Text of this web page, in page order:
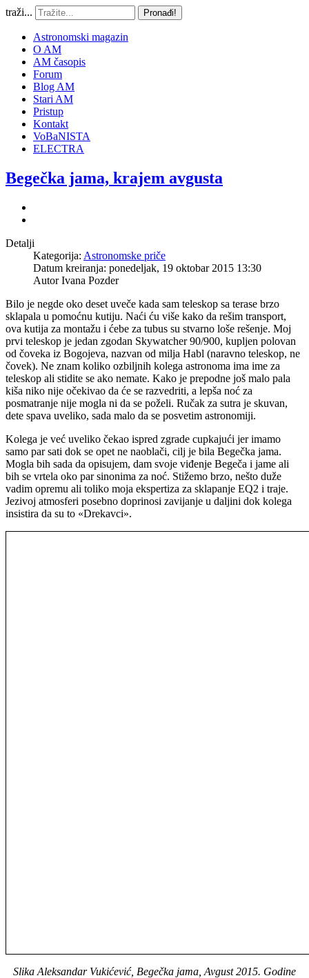
traži... Pronađi!
Astronomski magazin
O AM
AM časopis
Forum
Blog AM
Stari AM
Pristup
Kontakt
VoBaNISTA
ELECTRA
Begečka jama, krajem avgusta
Detalji
Kategorija: Astronomske priče
Datum kreiranja: ponedeljak, 19 oktobar 2015 13:30
AutorIvana Pozder
Bilo je negde oko deset uveče kada sam teleskop sa terase brzo
sklapala u pomoćnu kutiju. Naći ću više kako da rešim transport,
ova kutija za montažu i ćebe za tubus su stvarno loše rešenje. Moj
prvi teleskop je jedan zgodan Skywatcher 90/900, kupljen polovan
od čoveka iz Bogojeva, nazvan od milja Habl (naravno teleskop, ne
čovek). Ne znam koliko ozbiljnih kolega astronoma ima ime za
teleskop ali stidite se ako nemate. Kako je prepodne još malo pala
kiša niko nije očekivao da će se razvedriti, a lepša noć za
posmatranje nije mogla ni da se poželi. Ručak za sutra je skuvan,
dete spava uveliko, sada malo da se posvetim astronomiji.
Kolega je već uveliko čekao ispred zgrade cupkajući jer imamo
samo par sati dok se opet ne naoblači, cilj je bila Begečka jama.
Mogla bih sada da opisujem, dam svoje viđenje Begeča i jame ali
bih se vrtela oko par sinonima za noć. Stižemo brzo, nešto duže
vadim opremu ali toliko moja ekspertiza za sklapanje EQ2 i traje.
Jezivoj atmosferi posebno doprinosi zavijanje u daljini dok kolega
insistira da su to «Drekavci».
Slika Aleksandar Vukićević, Begečka jama, Avgust 2015. Godine